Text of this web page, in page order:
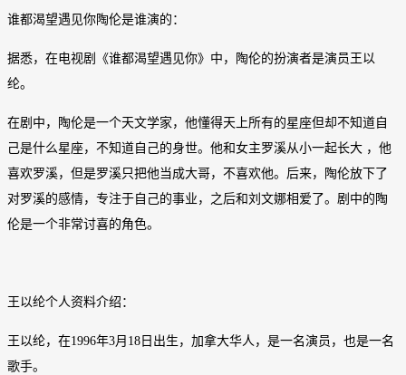
谁都渴望遇见你陶伦是谁演的：
据悉，在电视剧《谁都渴望遇见你》中，陶伦的扮演者是演员王以
纶。
在剧中，陶伦是一个天文学家，他懂得天上所有的星座但却不知道自
己是什么星座，不知道自己的身世。他和女主罗溪从小一起长大 ，他
喜欢罗溪，但是罗溪只把他当成大哥，不喜欢他。后来，陶伦放下了
对罗溪的感情，专注于自己的事业，之后和刘文娜相爱了。剧中的陶
伦是一个非常讨喜的角色。
王以纶个人资料介绍：
王以纶，在1996年3月18日出生，加拿大华人，是一名演员，也是一名
歌手。